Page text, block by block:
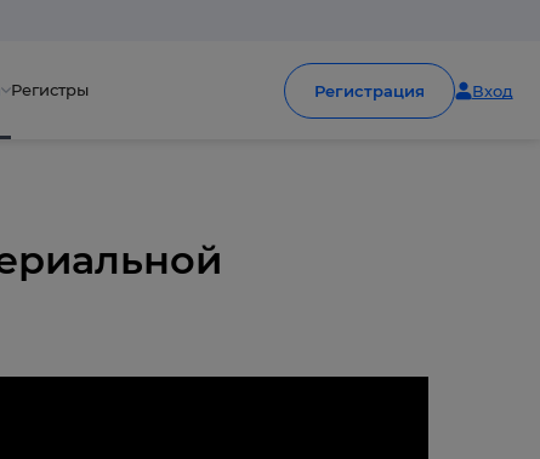
Регистры Регистрация Вход